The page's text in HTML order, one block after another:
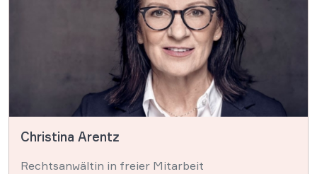
Christina Arentz
Rechtsanwältin in freier Mitarbeit